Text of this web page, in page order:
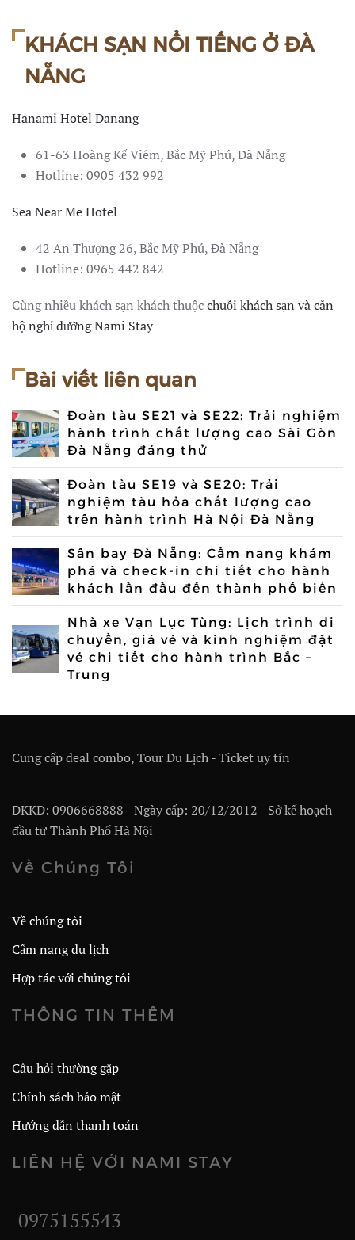
KHÁCH SẠN NỔI TIẾNG Ở ĐÀ
NẴNG
Hanami Hotel Danang
61-63 Hoàng Kế Viêm, Bắc Mỹ Phú, Đà Nẵng
Hotline: 0905 432 992
Sea Near Me Hotel
42 An Thượng 26, Bắc Mỹ Phú, Đà Nẵng
Hotline: 0965 442 842
Cùng nhiều khách sạn khách thuộcchuỗi khách sạn và căn
hộ nghỉ dưỡng Nami Stay
Bài viết liên quan
Đoàn tàu SE21 và SE22: Trải nghiệm
hành trình chất lượng cao Sài Gòn
Đà Nẵng đáng thử
Đoàn tàu SE19 và SE20: Trải
nghiệm tàu hỏa chất lượng cao
trên hành trình Hà Nội Đà Nẵng
Sân bay Đà Nẵng: Cẩm nang khám
phá và check-in chi tiết cho hành
khách lần đầu đến thành phố biển
Nhà xe Vạn Lục Tùng: Lịch trình di
chuyển, giá vé và kinh nghiệm đặt
vé chi tiết cho hành trình Bắc –
Trung
Cung cấp deal combo, Tour Du Lịch - Ticket uy tín
DKKD: 0906668888 - Ngày cấp: 20/12/2012 - Sở kế hoạch
đầu tư Thành Phố Hà Nội
Về Chúng Tôi
Về chúng tôi
Cẩm nang du lịch
Hợp tác với chúng tôi
THÔNG TIN THÊM
Câu hỏi thường gặp
Chính sách bảo mật
Hướng dẫn thanh toán
LIÊN HỆ VỚI NAMI STAY
0975155543